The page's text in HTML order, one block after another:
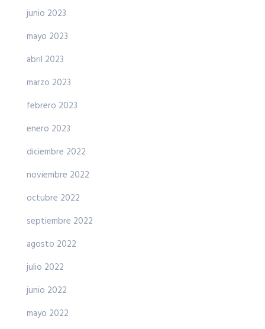
junio 2023
mayo 2023
abril 2023
marzo 2023
febrero 2023
enero 2023
diciembre 2022
noviembre 2022
octubre 2022
septiembre 2022
agosto 2022
julio 2022
junio 2022
mayo 2022